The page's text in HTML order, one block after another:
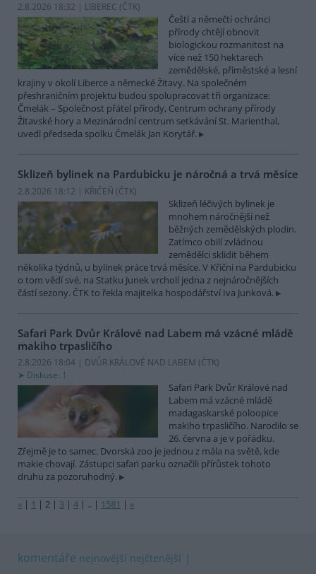
2.8.2026 18:32 | LIBEREC (ČTK)
Čeští a němečtí ochránci
přírody chtějí obnovit
biologickou rozmanitost na
více než 150 hektarech
zemědělské, příměstské a lesní
krajiny v okolí Liberce a německé Žitavy. Na společném
přeshraničním projektu budou spolupracovat tři organizace:
Čmelák – Společnost přátel přírody, Centrum ochrany přírody
Žitavské hory a Mezinárodní centrum setkávání St. Marienthal,
uvedl předseda spolku Čmelák Jan Korytář.
Sklizeň bylinek na Pardubicku je náročná a trvá měsíce
2.8.2026 18:12 | KŘIČEŇ (ČTK)
Sklizeň léčivých bylinek je
mnohem náročnější než
běžných zemědělských plodin.
Zatímco obilí zvládnou
zemědělci sklidit během
několika týdnů, u bylinek práce trvá měsíce. V Křični na Pardubicku
o tom vědí své, na Statku Junek vrcholí jedna z nejnáročnějších
částí sezony. ČTK to řekla majitelka hospodářství Iva Junková.
Safari Park Dvůr Králové nad Labem má vzácné mládě
makiho trpasličího
2.8.2026 18:04 | DVŮR KRÁLOVÉ NAD LABEM (ČTK)
Diskuse: 1
Safari Park Dvůr Králové nad
Labem má vzácné mládě
madagaskarské poloopice
makiho trpasličího. Narodilo se
26. června a je v pořádku.
Zřejmě je to samec. Dvorská zoo je jednou z mála na světě, kde
makie chovají. Zástupci safari parku označili přírůstek tohoto
druhu za pozoruhodný.
« | 1 | 2 | 3 | 4 | .. | 1581 | »
komentáře nejnovější nejčtenější